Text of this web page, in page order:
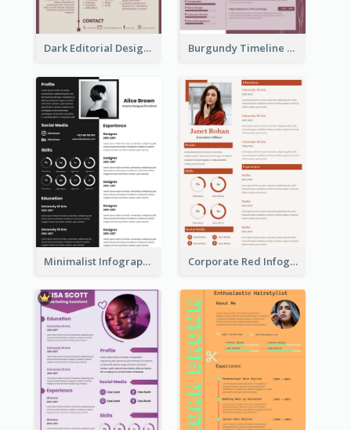
Dark Editorial Designer Resume Burgundy Timeline Marketer Resume
Minimalist Infographic Resume Corporate Red Infographic Resume